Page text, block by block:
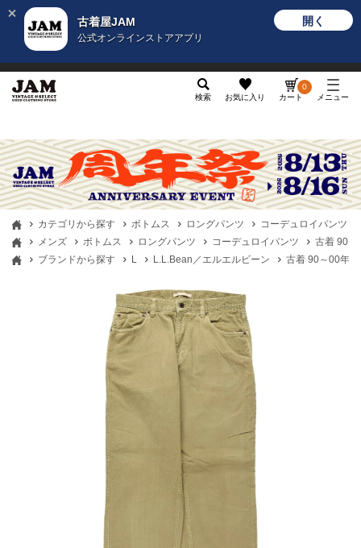
古着屋JAM
公式オンラインストアアプリ
開く
検索 お気に入り カート
0
メニュー
カテゴリから探す ボトムス ロングパンツ
コーデュロイパンツ
メンズ
ボトムス ロングパンツ コーデュロイパンツ
古着 90～
ブランドから探す
L L.L.Bean／エルエルビーン 古着 90～00年